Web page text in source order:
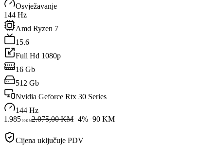
Osvježavanje
144 Hz
Amd Ryzen 7
15.6
Full Hd 1080p
16 Gb
512 Gb
Nvidia Geforce Rtx 30 Series
144 Hz
1.985 00KM2.075,00 KM−4%−90KM
Cijena uključuje PDV